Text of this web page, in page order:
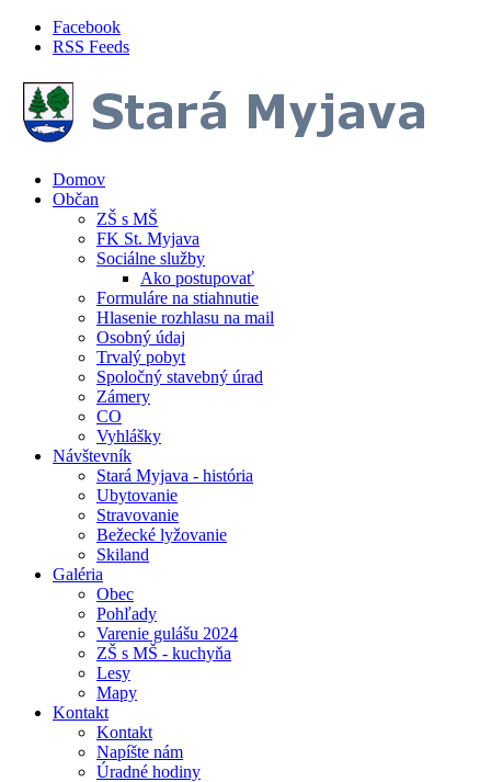
Skočiť na hlavný obsah
Facebook
RSS Feeds
Domov
Občan
ZŠ s MŠ
FK St. Myjava
Sociálne služby
Ako postupovať
Formuláre na stiahnutie
Hlasenie rozhlasu na mail
Osobný údaj
Trvalý pobyt
Spoločný stavebný úrad
Zámery
CO
Vyhlášky
Návštevník
Stará Myjava - história
Ubytovanie
Stravovanie
Bežecké lyžovanie
Skiland
Galéria
Obec
Pohľady
Varenie gulášu 2024
ZŠ s MŠ - kuchyňa
Lesy
Mapy
Kontakt
Kontakt
Napíšte nám
Úradné hodiny